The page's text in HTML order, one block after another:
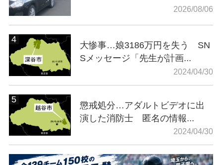
2026/08/06
大惨事…娘3186万円を失う SN
Sメッセージ「先生が計画...
2024/04/30
懲戒処分…アダルトビデオに出
演した消防士 匿名の情報...
2024/04/30